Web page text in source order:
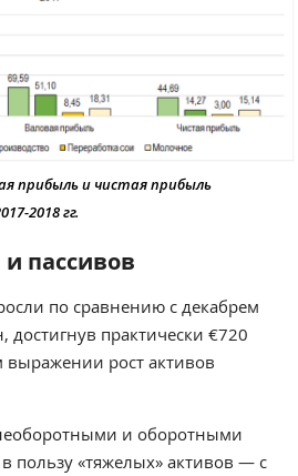
прибыль и чистая прибыль
2018 гг.
пассивов
по сравнению с декабрем
достигнув практически €720
рост активов
и оборотными
пользу «тяжелых» активов — с